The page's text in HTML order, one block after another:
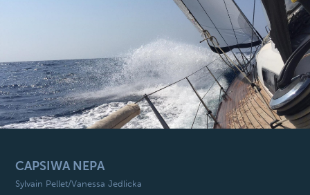
CAPSIWA NEPA
Sylvain Pellet/Vanessa Jedlicka